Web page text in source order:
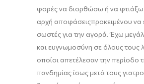
φορές να διορθώσω ή να φτιάξω
αρχή αποφάσειςπροκειμένου να
σωστέςγια την αγορά.Έχω
και ευγνωμοσύνη σε όλους τους
οποίοι απετέλεσαν την περίοδο
πανδημίας ίσως μετά τους